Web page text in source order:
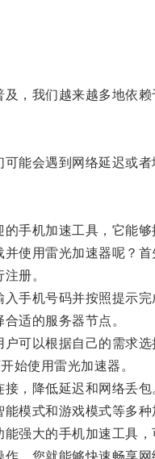
我们越来越多地依赖
会遇到网络延迟或者
机加速工具，它能够
用雷光加速器呢？首
册。
机号码并按照提示完
适的服务器节点。
以根据自己的需求选
始使用雷光加速器。
，降低延迟和网络丢包
式和游戏模式等多种
大的手机加速工具，
您就能够快速畅享网